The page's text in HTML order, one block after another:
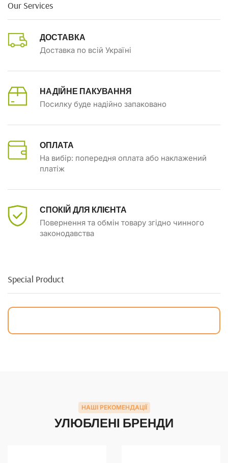
Our Services
ДОСТАВКА
Доставка по всій Україні
НАДІЙНЕ ПАКУВАННЯ
Посилку буде надійно запаковано
ОПЛАТА
На вибір: попередня оплата або наклажений
платіж
СПОКІЙ ДЛЯ КЛІЄНТА
Повернення та обмін товару згідно чинного
законодавства
Special Product
НАШІ РЕКОМЕНДАЦІЇ
УЛЮБЛЕНІ БРЕНДИ